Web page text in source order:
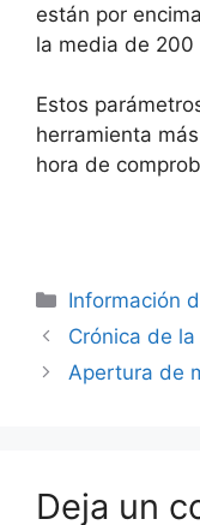
están por
la media de 200
Estos
herramienta
hora de
Categorías
Información
Crónica de
Apertura de
Deja un